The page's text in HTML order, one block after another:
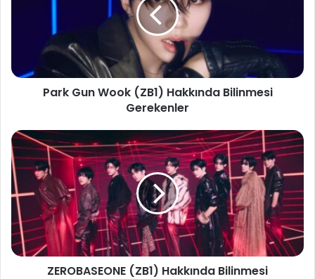
Gerekenler
Park Gun Wook (ZB1) Hakkında Bilinmesi
Gerekenler
ZEROBASEONE
(ZB1)
Hakkında
Bilinmesi
Gerekenler
ZEROBASEONE (ZB1) Hakkında Bilinmesi